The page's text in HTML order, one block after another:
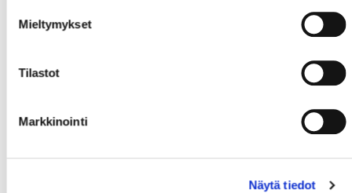
Mieltymykset
Tilastot
Markkinointi
Näytä tiedot